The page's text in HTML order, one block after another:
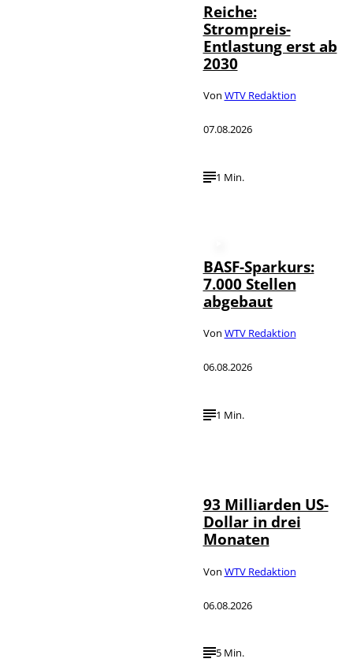
Reiche:
Strompreis-
Entlastung erst ab
2030
Von WTV Redaktion
07.08.2026
1 Min.
BASF-Sparkurs:
7.000 Stellen
abgebaut
Von WTV Redaktion
06.08.2026
1 Min.
93 Milliarden US-
Dollar in drei
Monaten
Von WTV Redaktion
06.08.2026
5 Min.